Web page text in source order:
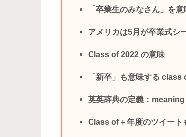
「卒業生のみなさん」を
アメリカは5月が卒業式シ
Class of 2022 の意味
「新卒」も意味する class
英英辞典の定義：
Class of＋年度のツイート